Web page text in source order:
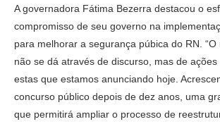
A governadora Fátima Bezerra destacou o
compromisso de seu governo na
para melhorar a segurança púbica do RN.
não se dá através de discurso, mas de
estas que estamos anunciando hoje.
concurso público depois de dez anos, uma
que permitirá ampliar o processo de